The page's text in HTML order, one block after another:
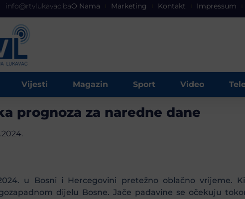
info@rtvlukavac.baO Nama Marketing Kontakt Impressum
Vijesti Magazin Sport Video
prognoza za naredne dane
u Bosni i Hercegovini pretežno oblačno vrijeme.
dijelu Bosne. Jače padavine se očekuju